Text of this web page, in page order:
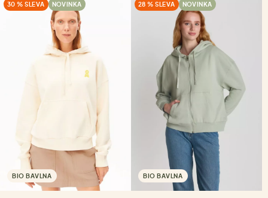
30 % SLEVA NOVINKA
BIO BAVLNA
28 % SLEVA NOVINKA
BIO BAVLNA